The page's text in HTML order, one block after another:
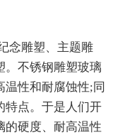
念雕塑、主题雕
。不锈钢雕塑玻璃
性和耐腐蚀性;同
特点。于是人们开
的硬度、耐高温性